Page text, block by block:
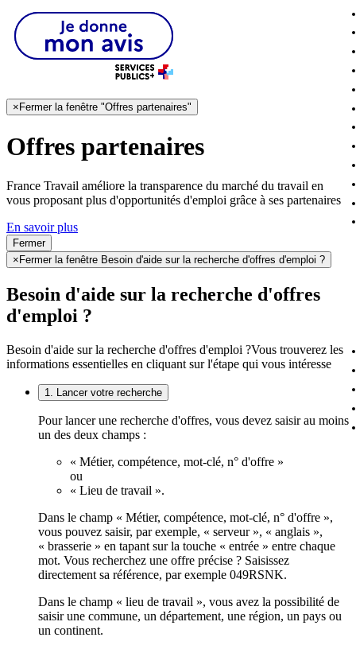
× Fermer la fenêtre "Offres partenaires"
Offres partenaires
France Travail améliore la transparence du marché du travail en
vous proposant plus d'opportunités d'emploi grâce à ses partenaires
En savoir plus
Fermer
× Fermer la fenêtre Besoin d'aide sur la recherche d'offres d'emploi ?
Besoin d'aide sur la recherche d'offres
d'emploi ?
Besoin d'aide sur la recherche d'offres d'emploi ?Vous trouverez les
informations essentielles en cliquant sur l'étape qui vous intéresse
1. Lancer votre recherche
Pour lancer une recherche d'offres, vous devez saisir au moins
un des deux champs :
« Métier, compétence, mot-clé, n° d'offre »
ou
« Lieu de travail ».
Dans le champ « Métier, compétence, mot-clé, n° d'offre »,
vous pouvez saisir, par exemple, « serveur », « anglais »,
« brasserie » en tapant sur la touche « entrée » entre chaque
mot. Vous recherchez une offre précise ? Saisissez
directement sa référence, par exemple 049RSNK.
Dans le champ « lieu de travail », vous avez la possibilité de
saisir une commune, un département, une région, un pays ou
un continent.